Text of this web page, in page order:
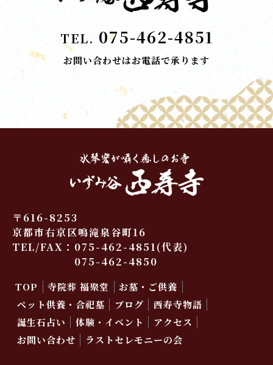
TEL. 075-462-4851
お問い合わせはお電話で承ります
〒616-8253
京都市右京区鳴滝泉谷町16
TEL/FAX： 075-462-4851(代表)
075-462-4850
TOP 寺院葬 福聚堂
お墓・ご供養
ペット供養・合祀墓
ブログ
西寿寺物語
誕生石占い
体験・イベント
アクセス
お問い合わせ
ラストセレモニーの会